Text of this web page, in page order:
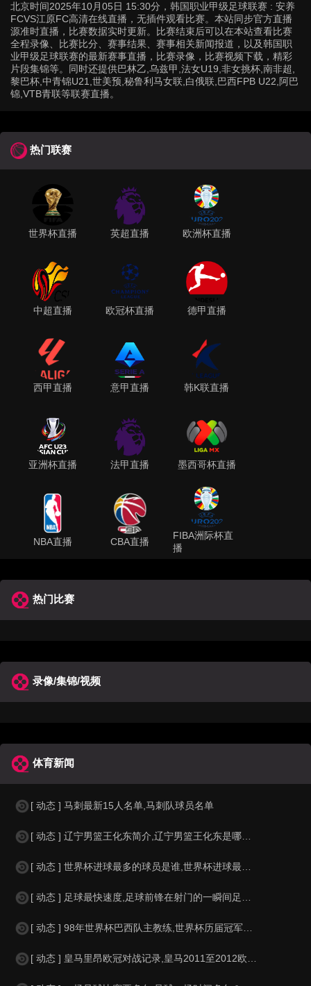
北京时间2025年10月05日 15:30分，韩国职业甲级足球联赛 : 安养
FCVS江原FC高清在线直播，无插件观看比赛。本站同步官方直播
源准时直播，比赛数据实时更新。比赛结束后可以在本站查看比赛
全程录像、比赛比分、赛事结果、赛事相关新闻报道，以及韩国职
业甲级足球联赛的最新赛事直播，比赛录像，比赛视频下载，精彩
片段集锦等。同时还提供巴林乙,乌兹甲,法女U19,非女挑杯,南非超,
黎巴杯,中青锦U21,世美预,秘鲁利马女联,白俄联,巴西FPB U22,阿巴
锦,VTB青联等联赛直播。
热门联赛
世界杯直播 英超直播 欧洲杯直播
中超直播 欧冠杯直播 德甲直播
西甲直播 意甲直播 韩K联直播
亚洲杯直播 法甲直播 墨西哥杯直播
NBA直播 CBA直播
FIBA洲际杯直
播
热门比赛
录像/集锦/视频
体育新闻
[ 动态 ] 马刺最新15人名单,马刺队球员名单
[ 动态 ] 辽宁男篮王化东简介,辽宁男篮王化东是哪里人？
[ 动态 ] 世界杯进球最多的球员是谁,世界杯进球最多的球员是谁？
[ 动态 ] 足球最快速度,足球前锋在射门的一瞬间足球的速度有多快？？
[ 动态 ] 98年世界杯巴西队主教练,世界杯历届冠军球队教练
[ 动态 ] 皇马里昂欧冠对战记录,皇马2011至2012欧冠赛程&nbs